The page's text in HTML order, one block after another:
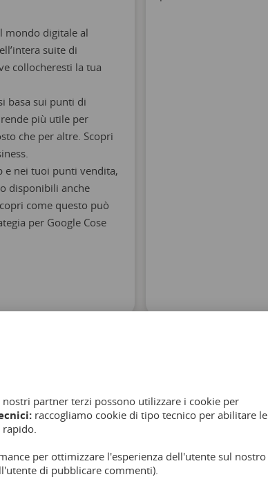
mondo digitale al
suite di
collocheresti la tua
basa sui punti di
più utile per
che per altre. Scopri
e nei tuoi punti vendita,
disponibili anche
come questo può
per Google Cose
partner terzi possono utilizzare i cookie per
raccogliamo cookie di tipo tecnico per abilitare le
per ottimizzare l'esperienza dell'utente sul nostro
di pubblicare commenti).